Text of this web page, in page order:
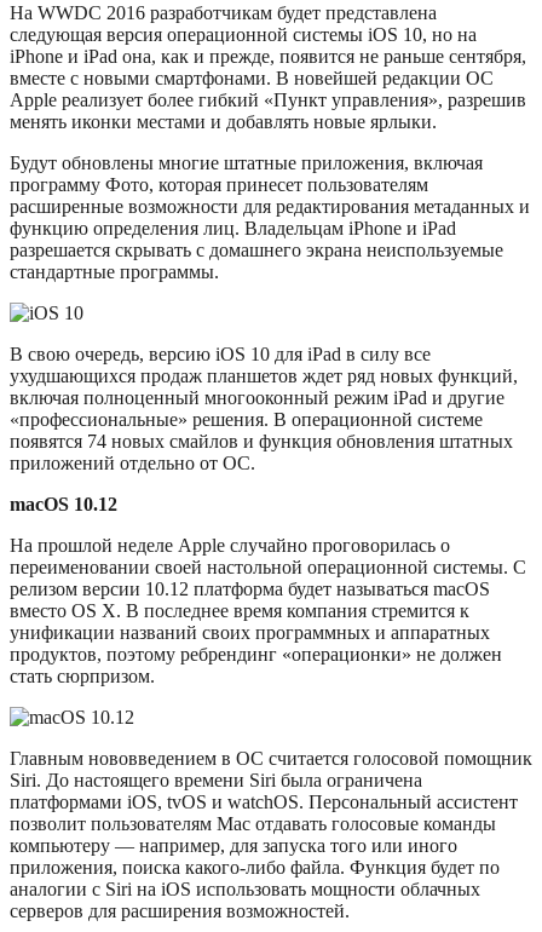
На WWDC 2016 разработчикам будет представлена
следующая версия операционной системы iOS 10, но на
iPhone и iPad она, как и прежде, появится не раньше сентября,
вместе с новыми смартфонами. В новейшей редакции ОС
Apple реализует более гибкий «Пункт управления», разрешив
менять иконки местами и добавлять новые ярлыки.
Будут обновлены многие штатные приложения, включая
программу Фото, которая принесет пользователям
расширенные возможности для редактирования метаданных и
функцию определения лиц. Владельцам iPhone и iPad
разрешается скрывать с домашнего экрана неиспользуемые
стандартные программы.
В свою очередь, версию iOS 10 для iPad в силу все
ухудшающихся продаж планшетов ждет ряд новых функций,
включая полноценный многооконный режим iPad и другие
«профессиональные» решения. В операционной системе
появятся 74 новых смайлов и функция обновления штатных
приложений отдельно от ОС.
macOS 10.12
На прошлой неделе Apple случайно проговорилась о
переименовании своей настольной операционной системы. С
релизом версии 10.12 платформа будет называться macOS
вместо OS X. В последнее время компания стремится к
унификации названий своих программных и аппаратных
продуктов, поэтому ребрендинг «операционки» не должен
стать сюрпризом.
Главным нововведением в ОС считается голосовой помощник
Siri. До настоящего времени Siri была ограничена
платформами iOS, tvOS и watchOS. Персональный ассистент
позволит пользователям Mac отдавать голосовые команды
компьютеру — например, для запуска того или иного
приложения, поиска какого-либо файла. Функция будет по
аналогии с Siri на iOS использовать мощности облачных
серверов для расширения возможностей.